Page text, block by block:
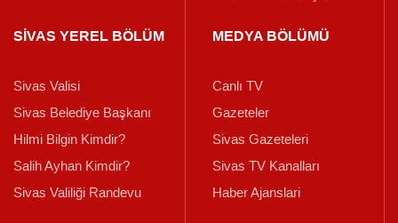
SİVAS YEREL BÖLÜM
Sivas Valisi
Sivas Belediye Başkanı
Hilmi Bilgin Kimdir?
Salih Ayhan Kimdir?
Sivas Valiliği Randevu
MEDYA BÖLÜMÜ
Canlı TV
Gazeteler
Sivas Gazeteleri
Sivas TV Kanalları
Haber Ajanslari